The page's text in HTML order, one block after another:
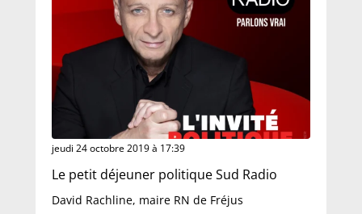
jeudi 24 octobre 2019 à 17:39
Le petit déjeuner politique Sud Radio
David Rachline, maire RN de Fréjus